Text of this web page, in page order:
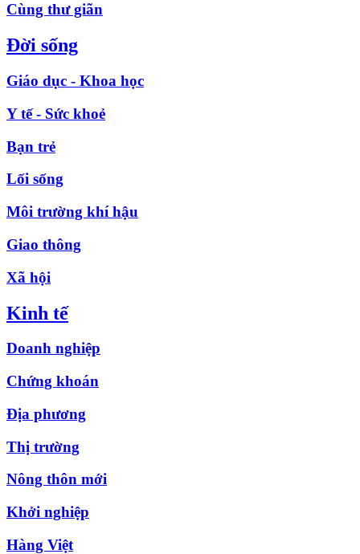
Cùng thư giãn
Đời sống
Giáo dục - Khoa học
Y tế - Sức khoẻ
Bạn trẻ
Lối sống
Môi trường khí hậu
Giao thông
Xã hội
Kinh tế
Doanh nghiệp
Chứng khoán
Địa phương
Thị trường
Nông thôn mới
Khởi nghiệp
Hàng Việt